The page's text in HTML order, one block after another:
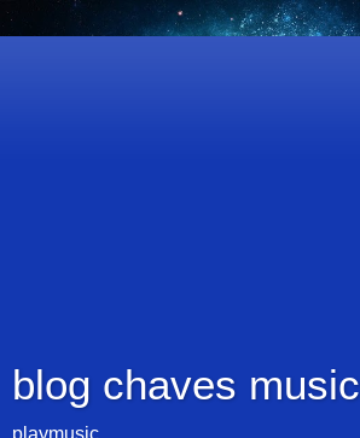
blog chaves music
playmusic